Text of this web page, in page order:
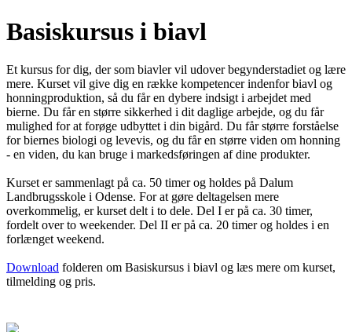
Basiskursus i biavl
Et kursus for dig, der som biavler vil udover begynderstadiet og lære
mere. Kurset vil give dig en række kompetencer indenfor biavl og
honningproduktion, så du får en dybere indsigt i arbejdet med
bierne. Du får en større sikkerhed i dit daglige arbejde, og du får
mulighed for at forøge udbyttet i din bigård. Du får større forståelse
for biernes biologi og levevis, og du får en større viden om honning
- en viden, du kan bruge i markedsføringen af dine produkter.
Kurset er sammenlagt på ca. 50 timer og holdes på Dalum
Landbrugsskole i Odense. For at gøre deltagelsen mere
overkommelig, er kurset delt i to dele. Del I er på ca. 30 timer,
fordelt over to weekender. Del II er på ca. 20 timer og holdes i en
forlænget weekend.
Download folderen om Basiskursus i biavl og læs mere om kurset,
tilmelding og pris.